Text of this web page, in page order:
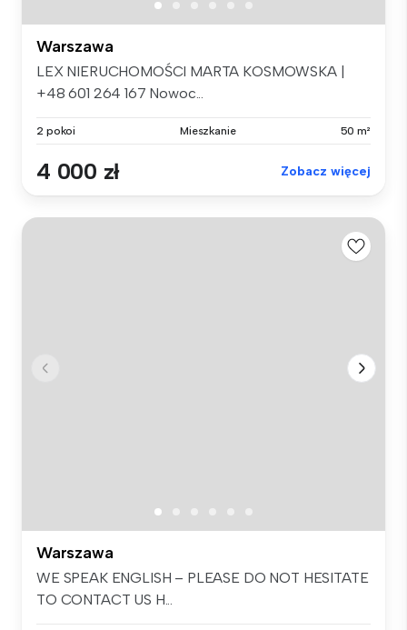
Warszawa
LEX NIERUCHOMOŚCI MARTA KOSMOWSKA |
+48 601 264 167 Nowoc...
2 pokoi Mieszkanie 50 m²
4 000 zł Zobacz więcej
Warszawa
WE SPEAK ENGLISH – PLEASE DO NOT HESITATE
TO CONTACT US H...